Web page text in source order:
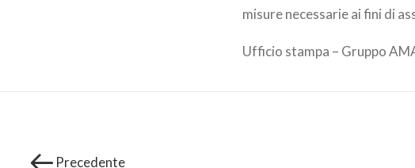
misure necessarie ai fini di
Ufficio stampa – Gruppo
Precedente